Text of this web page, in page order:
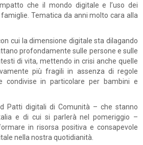
che il mondo digitale e l’uso dei
Tematica da anni molto cara alla
cui la dimensione digitale sta dilagando
profondamente sulle persone e sulle
di vita, mettendo in crisi anche quelle
più fragili in assenza di regole
condivise in particolare per bambini e
Patti digitali di Comunità – che stanno
e di cui si parlerà nel pomeriggio –
in risorsa positiva e consapevole
nella nostra quotidianità.